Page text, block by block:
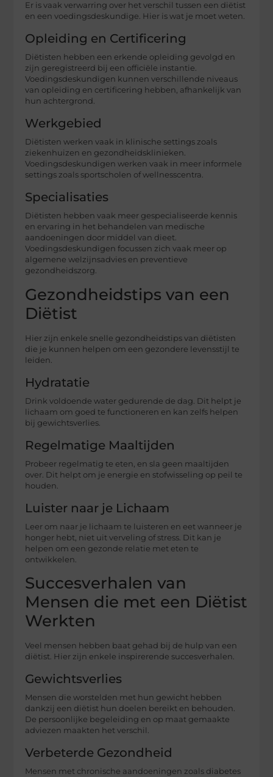
Er is vaak verwarring over het verschil tussen een diëtist
en een voedingsdeskundige. Hier is wat je moet weten.
Opleiding en Certificering
Diëtisten hebben een erkende opleiding gevolgd en
zijn geregistreerd bij een officiële instantie.
Voedingsdeskundigen kunnen verschillende niveaus
van opleiding en certificering hebben, afhankelijk van
hun achtergrond.
Werkgebied
Diëtisten werken vaak in klinische settings zoals
ziekenhuizen en gezondheidsklinieken.
Voedingsdeskundigen werken vaak in meer informele
settings zoals sportscholen of wellnesscentra.
Specialisaties
Diëtisten hebben vaak meer gespecialiseerde kennis
en ervaring in het behandelen van medische
aandoeningen door middel van dieet.
Voedingsdeskundigen focussen zich vaak meer op
algemene welzijnsadvies en preventieve
gezondheidszorg.
Gezondheidstips van een
Diëtist
Hier zijn enkele snelle gezondheidstips van diëtisten
die je kunnen helpen om een gezondere levensstijl te
leiden.
Hydratatie
Drink voldoende water gedurende de dag. Dit helpt je
lichaam om goed te functioneren en kan zelfs helpen
bij gewichtsverlies.
Regelmatige Maaltijden
Probeer regelmatig te eten, en sla geen maaltijden
over. Dit helpt om je energie en stofwisseling op peil te
houden.
Luister naar je Lichaam
Leer om naar je lichaam te luisteren en eet wanneer je
honger hebt, niet uit verveling of stress. Dit kan je
helpen om een gezonde relatie met eten te
ontwikkelen.
Succesverhalen van
Mensen die met een Diëtist
Werkten
Veel mensen hebben baat gehad bij de hulp van een
diëtist. Hier zijn enkele inspirerende succesverhalen.
Gewichtsverlies
Mensen die worstelden met hun gewicht hebben
dankzij een diëtist hun doelen bereikt en behouden.
De persoonlijke begeleiding en op maat gemaakte
adviezen maakten het verschil.
Verbeterde Gezondheid
Mensen met chronische aandoeningen zoals diabetes